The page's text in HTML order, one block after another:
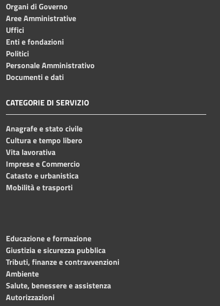
Organi di Governo
Aree Amministrative
Uffici
Enti e fondazioni
Politici
Personale Amministrativo
Documenti e dati
CATEGORIE DI SERVIZIO
Anagrafe e stato civile
Cultura e tempo libero
Vita lavorativa
Imprese e Commercio
Catasto e urbanistica
Mobilità e trasporti
Educazione e formazione
Giustizia e sicurezza pubblica
Tributi, finanze e contravvenzioni
Ambiente
Salute, benessere e assistenza
Autorizzazioni